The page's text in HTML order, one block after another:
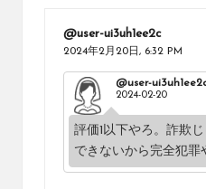
@user-ui3uh1ee2c
2024年2月20日, 6:32 PM
@user-
2024-02-20
評価1以下やろ。詐欺
できないから完全犯罪